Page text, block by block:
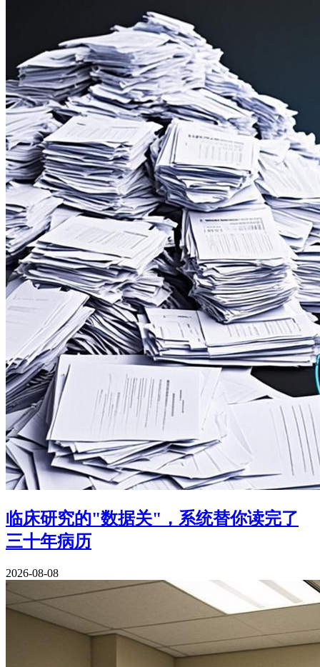
临床研究的"数据关"，系统替你读完了
三十年病历
2026-08-08